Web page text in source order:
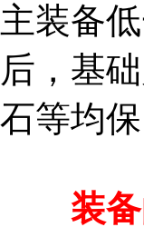
主装备
后，基
石等均
装备